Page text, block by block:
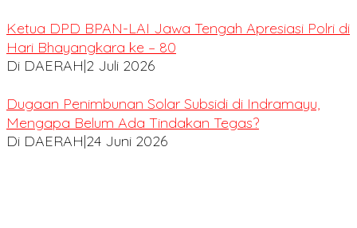
Ketua DPD BPAN-LAI Jawa Tengah Apresiasi Polri di
Hari Bhayangkara ke – 80
Di DAERAH|2 Juli 2026
Dugaan Penimbunan Solar Subsidi di Indramayu,
Mengapa Belum Ada Tindakan Tegas?
Di DAERAH|24 Juni 2026